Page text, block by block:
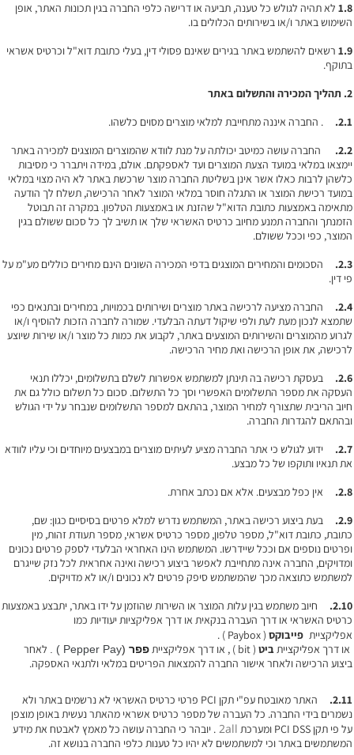
1.8 לא תהיה לגולש כל טענה, תביעה או דרישה כלפי החברה בגין תכונות האתר, אופן
השימוש באתר ו/או בשירותים הכלולים בו.
1.9 רשאים להשתמש באתר בגירים שאינם פסולי דין, בעלי כתובת דוא"ל וכרטיס אשראי
בתוקף.
2. תהליך המכירה והתשלום באתר
2.1.
. החברה איננה מתחייבת למלאי מוצרים מסוים כלשהו.
2.2.
החברה עושה כמיטב יכולתה על מנת לוודא שהמוצרים המוצגים למכירה באתר
יימצאו במלאי במועד הצעת המוצרים ועד לאספקתם. אולם, במידה ויתברר כי מסיבות
כלשהן לרבות כאלו אשר אינן בשליטת החברה מוצר שרכשת באתר לא היה מצוי במלאי
במועד רכישת המוצר או התגלה חוסר במלאי המוצר לאחר הרכישה, תשלח לך הודעה
מתאימה באמצעות כתובת הדוא"ל שהזנת או באמצעות הטלפון. במקרה זה תבוטל
הזמנתך והחברה תמנע מחיוב כרטיס האשראי שלך או תשיב לך כל סכום ששולם בגין
המוצר, כפי וככל ששולם.
2.3.
הסכומים והמחירים המוצגים בדפי המכירה השונים הינם מחירים כוללים מע"מ על
פי דין.
2.4.
החברה מציעה לרכישה באתר מוצרים ושירותים בכמויות, במחירים ובתנאים כפי
שתמצא לנכון מעת לעת ולפי שיקול דעתה הבלעדי. שמורה לחברה הזכות להוסיף ו/או
לגרוע מהמוצרים והשירותים המוצעים באתר, לקבוע את כמות כל מוצר ו/או שירות שיוצע
לרכישה, את אופן הרכישה ואת מחיר הרכישה.
2.6.
בעסקת רכישה בה תינתן למשתמש אפשרות לשלם בתשלומים, יכללו תנאי
העסקה את מספר התשלומים האפשרי וסך כל התשלום. סכום כל תשלום כולל גם את
חיוב הריבית שתצורף למחיר המוצר, בהתאם למספר התשלומים שנבחר על ידי הגולש
ובהתאם להגדרות החברה.
2.7.
ידוע לגולש כי אתר החברה מציע לעיתים מוצרים במבצעים מיוחדים וכי עליו לוודא
את תנאיו ותוקפו של כל מבצע.
2.8.
אין כפל מבצעים. אלא אם נכתב אחרת.
2.9.
בעת ביצוע רכישה באתר, המשתמש נדרש למלא פרטים בסיסיים כגון: שם,
כתובת, כתובת דוא"ל, מספר טלפון, מספר כרטיס אשראי, מספר תעודת זהות, מין
ופרטים נוספים אם וככל שיידרשו. המשתמש הינו האחראי הבלעדי לספק פרטים נכונים
ומדויקים, החברה אינה מתחייבת לאפשר ביצוע רכישה ואינה אחראית לכל נזק שייגרם
למשתמש כתוצאה מכך שהמשתמש סיפק פרטים לא נכונים ו/או לא מדויקים.
2.10.
חיוב משתמש בגין עלות המוצר או השירות שהוזמן על ידו באתר, יתבצע באמצעות
כרטיס האשראי או דרך העברה בנקאית או דרך אפליקציות יעודיות כמו
אפליקציית פייבוקס ( Paybox ) .
או דרך אפליקצייתביט ( bit ) , או דרך אפליקציית פפר (
Pepper Pay ) .
לאחר
ביצוע הרכישה ולאחר אישור החברה להמצאות הפריטים במלאי ולתנאי האספקה.
2.11.
האתר מאובטח עפ"י תקן PCI פרטי כרטיס האשראי לא נרשמים באתר ולא
נשמרים בידי החברה. כל העברה של מספר כרטיס אשראי מהאתר נעשית באופן מוצפן
על פי תקן PCI DSS ומערכת
2all . יובהר כי החברה עושה כל מאמץ לאבטח את מידע
המשתמשים באתר וכי למשתמשים לא יהיו כל טענות כלפי החברה בנושא זה.